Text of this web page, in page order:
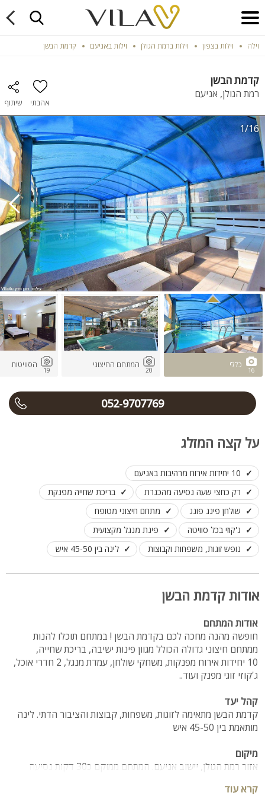
וילה וילות בצפון וילות ברמת הגולן וילות באניעם קדמת הבשן
קדמת הבשן
רמת הגולן, אניעם
אהבתי שיתוף
1/16
16
כללי
20
המתחם החיצוני
19
הסוויטות
052-9707769
על קצה המזלג
10 יחידות אירוח מרהיבות באניעם
רק כחצי שעה נסיעה מהכנרת
בריכת שחייה מפנקת
שולחן פינג פונג
מתחם חיצוני מטופח
ג'קוזי בכל סוויטה
פינת מנגל מקצועית
נופש זוגות, משפחות וקבוצות
לינה בין 45-50 איש
אודות קדמת הבשן
אודות המתחם
חופשה מהנה מחכה לכם בקדמת הבשן ! במתחם תוכלו להנות
ממתחם חיצוני גדולה הכולל מגוון פינות ישיבה, בריכת שחייה,
10 יחידות אירוח מפנקות, משחקי שולחן, עמדת מנגל, 2 חדרי אוכל,
ג'קוזי זוגי מפנק ועוד..
קהל יעד
קדמת הבשן מתאימה לזוגות, משפחות, קבוצות והציבור הדתי. לינה
מותאמת בין 45-50 איש
מיקום
אזור רמת הגולן, יישוב אניעם. המתחם ממוקם כ30 דקות נסיעה
קרא עוד